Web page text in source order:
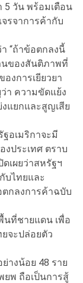
5 วัน พร้อมเตือน
รจาการค้ากับ
“ถ้าข้อตกลงนี้
นของสันติภาพที่
งการเยียวยา
า ความขัดแย้ง
แยกและสูญเสีย
อเมริกาจะมี
ประเทศ ตราบ
เผยว่าสหรัฐฯ
บไทยและ
ตกลงการค้าฉบับ
นที่ชายแดน เพื่อ
จะปล่อยตัว
างน้อย 48 ราย
ยพ ถือเป็นการสู้